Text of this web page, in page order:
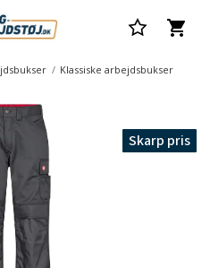
Klassiske arbejdsbukser
Skarp pris